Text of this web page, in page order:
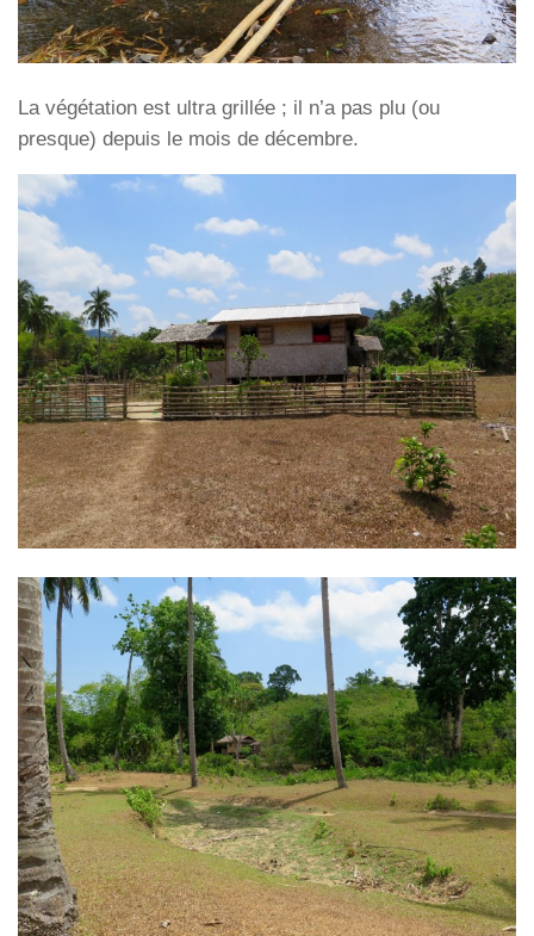
La végétation est ultra grillée ; il n’a pas plu (ou
presque) depuis le mois de décembre.